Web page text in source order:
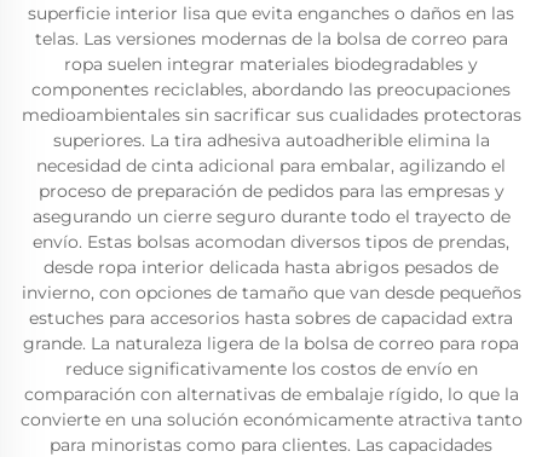
superficie interior lisa que evita enganches o daños en las
telas. Las versiones modernas de la bolsa de correo para
ropa suelen integrar materiales biodegradables y
componentes reciclables, abordando las preocupaciones
medioambientales sin sacrificar sus cualidades protectoras
superiores. La tira adhesiva autoadherible elimina la
necesidad de cinta adicional para embalar, agilizando el
proceso de preparación de pedidos para las empresas y
asegurando un cierre seguro durante todo el trayecto de
envío. Estas bolsas acomodan diversos tipos de prendas,
desde ropa interior delicada hasta abrigos pesados de
invierno, con opciones de tamaño que van desde pequeños
estuches para accesorios hasta sobres de capacidad extra
grande. La naturaleza ligera de la bolsa de correo para ropa
reduce significativamente los costos de envío en
comparación con alternativas de embalaje rígido, lo que la
convierte en una solución económicamente atractiva tanto
para minoristas como para clientes. Las capacidades